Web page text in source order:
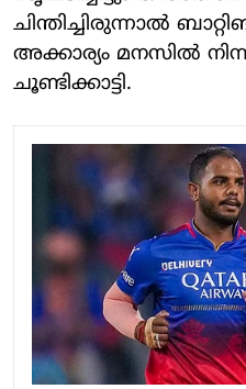
ചിന്തിച്ചിരുന്നാൽ
അക്കാര്യം മനസിൽ
ചൂണ്ടിക്കാട്ടി.